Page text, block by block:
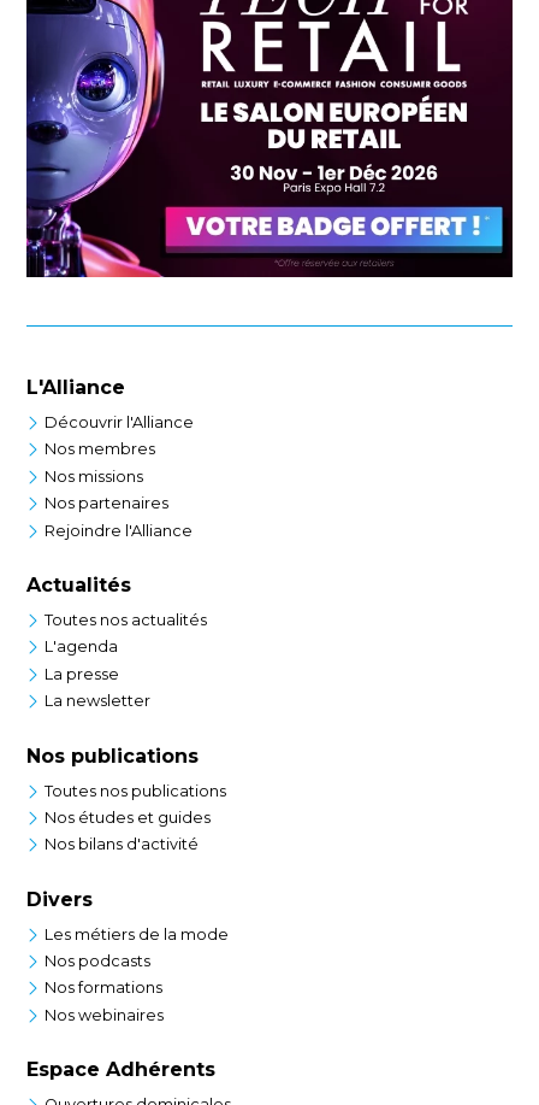
L'Alliance
Découvrir l'Alliance
Nos membres
Nos missions
Nos partenaires
Rejoindre l'Alliance
Actualités
Toutes nos actualités
L'agenda
La presse
La newsletter
Nos publications
Toutes nos publications
Nos études et guides
Nos bilans d'activité
Divers
Les métiers de la mode
Nos podcasts
Nos formations
Nos webinaires
Espace Adhérents